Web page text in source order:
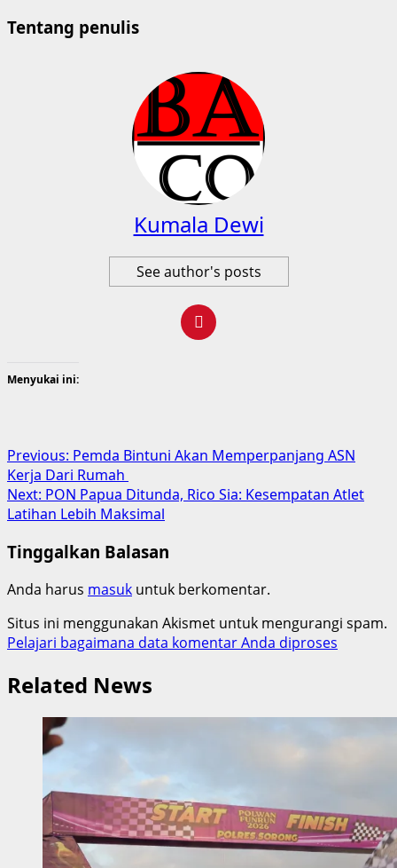
Tentang penulis
Kumala Dewi
See author's posts
Menyukai ini:
Post
navigation
Previous: Pemda Bintuni Akan Memperpanjang ASN
Kerja Dari Rumah
Next: PON Papua Ditunda, Rico Sia: Kesempatan Atlet
Latihan Lebih Maksimal
Tinggalkan Balasan
Anda harus masuk untuk berkomentar.
Situs ini menggunakan Akismet untuk mengurangi spam.
Pelajari bagaimana data komentar Anda diproses
Related News